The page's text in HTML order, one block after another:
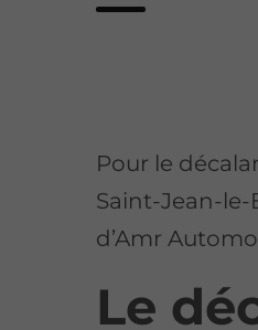
Pour le
Saint-Jean-le-
d’Amr
Le